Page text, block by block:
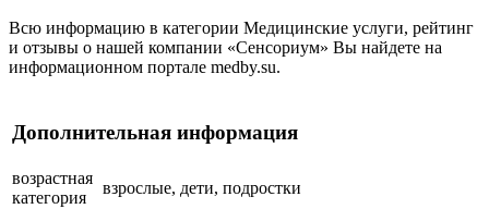
Всю информацию в категории Медицинские услуги, рейтинг
и отзывы о нашей компании «Сенсориум» Вы найдете на
информационном портале medby.su.
Дополнительная информация
возрастная
категория
взрослые, дети, подростки